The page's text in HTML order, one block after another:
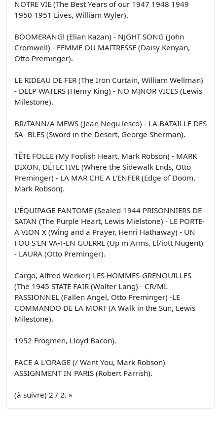
NOTRE VIE (The Best Years of our 1947 1948 1949
1950 1951 Lives, William Wyler).
BOOMERANG! (Elian Kazan) - NJGHT SONG (John
Cromwell) - FEMME OU MAITRESSE (Daisy Kenyan,
Otto Preminger).
LE RIDEAU DE FER (The Iron Curtain, William Wellman)
- DEEP WATERS (Henry King) - NO MJNOR VICES (Lewis
Milestone).
BR/TANN/A MEWS (Jean Negu­ lesco) - LA BATAILLE DES
SA- BLES (Sword in the Desert, George Sherman).
TÊTE FOLLE (My Foolish Heart, Mark Robson) - MARK
DIXON, DÉTECTIVE (Where the Sidewalk Ends, Otto
Preminger) - LA MAR­ CHE A L'ENFER (Edge of Doom,
Mark Robson).
L'ÉQUIPAGE FANTOME (Sealed 1944 PRISONNIERS DE
SATAN (The Purple Heart, Lewis Mielstone) - LE PORTE-
A VION X (Wing and a Prayer, Henri Hathaway) - UN
FOU S'EN VA-T-EN GUERRE (Up m Arms, El/iott Nugent)
- LAURA (Otto Preminger).
Cargo, Alfred Werker) LES HOMMES-GRENOUILLES
(The 1945 STATE FAIR (Walter Lang) - CR/ML
PASSIONNEL (Fallen Angel, Otto Preminger) -LE
COMMANDO DE LA MORT (A Walk in the Sun, Lewis
Milestone).
1952 Frogmen, Lloyd Bacon).
FACE A L'ORAGE (/ Want You, Mark Robson)
ASSIGNMENT IN PARIS (Robert Parrish).
(à suivre) 2 / 2. »